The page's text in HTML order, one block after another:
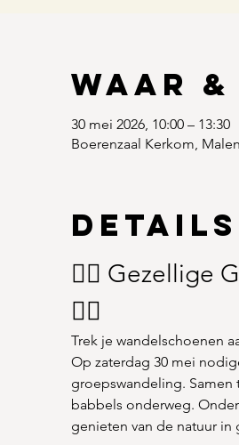
Waar &
30 mei 2026, 10:00 – 13:30
Boerenzaal Kerkom,
Details
🚶‍♀️ Gezellige
🚶‍♂️
Trek je wandelschoenen
Op zaterdag 30 mei
groepswandeling.
babbels onderweg.
genieten van de natuur in